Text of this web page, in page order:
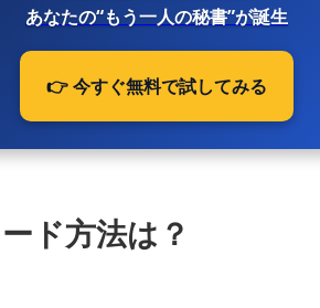
あなたの“もう一人の秘書”が誕生
👉 今すぐ無料で試してみる
ド方法は？